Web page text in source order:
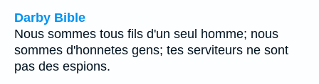
Darby Bible
Nous sommes tous fils d'un seul homme; nous
sommes d'honnetes gens; tes serviteurs ne sont
pas des espions.